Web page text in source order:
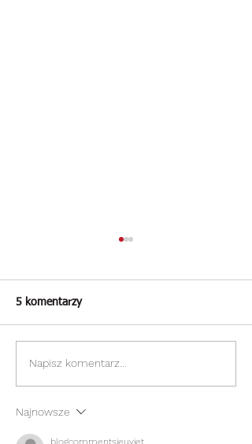
Ciasto drożdżowe z
owocami i kruszonką
5 komentarzy
Napisz komentarz...
Najnowsze
blogcommentsieuviet